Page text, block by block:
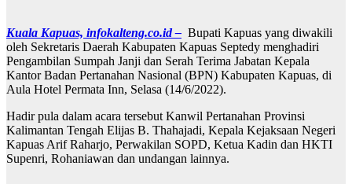
Kuala Kapuas, infokalteng.co.id – Bupati Kapuas yang diwakili
oleh Sekretaris Daerah Kabupaten Kapuas Septedy menghadiri
Pengambilan Sumpah Janji dan Serah Terima Jabatan Kepala
Kantor Badan Pertanahan Nasional (BPN) Kabupaten Kapuas, di
Aula Hotel Permata Inn, Selasa (14/6/2022).
Hadir pula dalam acara tersebut Kanwil Pertanahan Provinsi
Kalimantan Tengah Elijas B. Thahajadi, Kepala Kejaksaan Negeri
Kapuas Arif Raharjo, Perwakilan SOPD, Ketua Kadin dan HKTI
Supenri, Rohaniawan dan undangan lainnya.